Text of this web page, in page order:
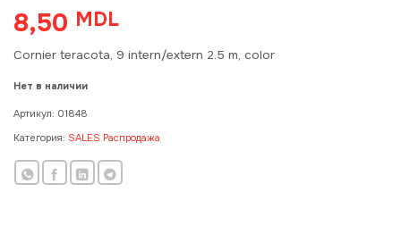
8,50 MDL
Cornier teracota, 9 intern/extern 2.5 m, color
Нет в наличии
Артикул: 01848
Категория: SALES Распродажа